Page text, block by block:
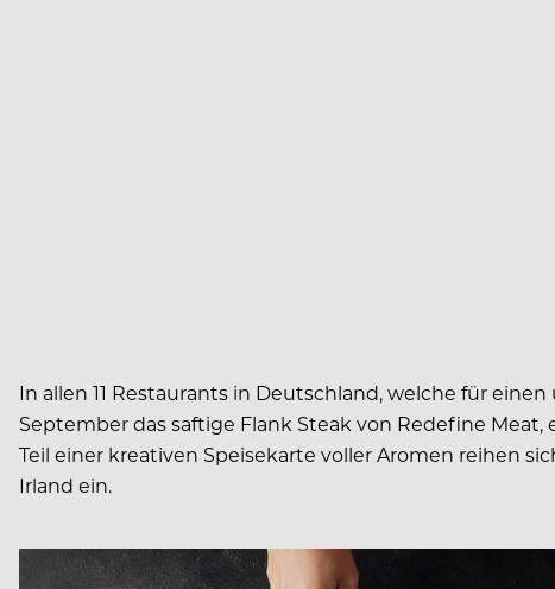
In allen 11 Restaurants in Deutschland, welche für
September das saftige Flank Steak von Redefine
Teil einer kreativen Speisekarte voller Aromen reihen
Irland ein.